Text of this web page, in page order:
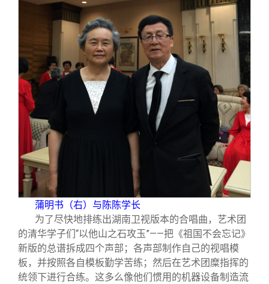
蒲明书（右）与陈陈学长
为了尽快地排练出湖南卫视版本的合唱曲，艺术团
的清华学子们“以他山之石攻玉”——把《祖国不会忘记》
新版的总谱拆成四个声部；各声部制作自己的视唱模
板，并按照各自模板勤学苦练；然后在艺术团糜指挥的
统领下进行合练。这多么像他们惯用的机器设备制造流